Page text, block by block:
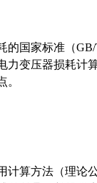
国家标准（
变压器损耗计
。
计算方法（理论